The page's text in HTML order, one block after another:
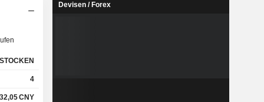
4
32,05CNY
Devisen / Forex